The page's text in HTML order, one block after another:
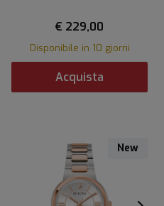
€ 229,00
Disponibile in 10 giorni
Acquista
New